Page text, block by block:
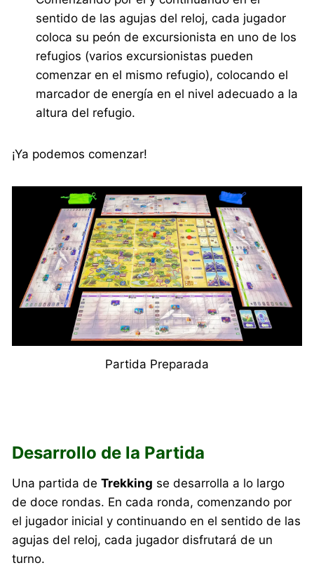
sentido de las agujas del reloj, cada jugador
coloca su peón de excursionista en uno de los
refugios (varios excursionistas pueden
comenzar en el mismo refugio), colocando el
marcador de energía en el nivel adecuado a la
altura del refugio.
¡Ya podemos comenzar!
Partida Preparada
Desarrollo de la Partida
Una partida deTrekking se desarrolla a lo largo
de doce rondas. En cada ronda, comenzando por
el jugador inicial y continuando en el sentido de las
agujas del reloj, cada jugador disfrutará de un
turno.